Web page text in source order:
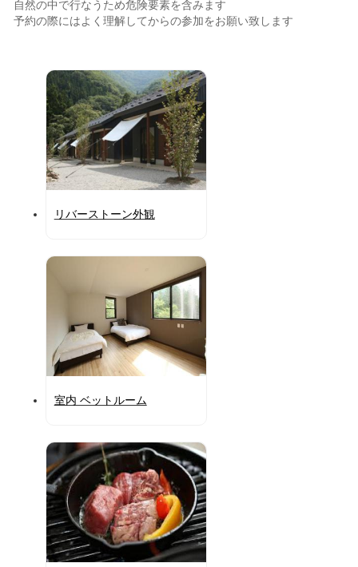
自然の中で行なうため危険要素を含みます
予約の際にはよく理解してからの参加をお願い致します
リバーストーン外観
室内 ベットルーム